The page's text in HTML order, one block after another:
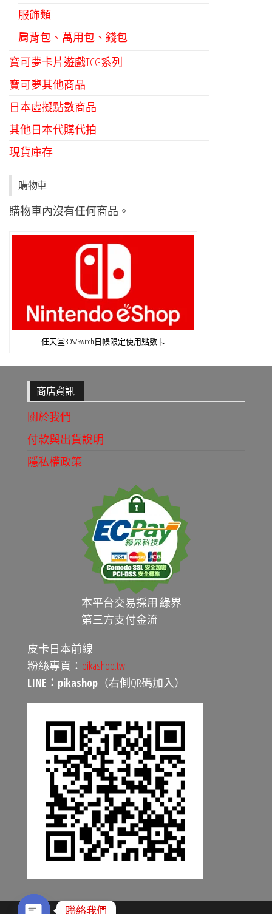
服飾類
肩背包、萬用包、錢包
寶可夢卡片遊戲TCG系列
寶可夢其他商品
日本虛擬點數商品
其他日本代購代拍
現貨庫存
購物車
購物車內沒有任何商品。
任天堂3DS/Switch日帳限定使用點數卡
商店資訊
關於我們
付款與出貨說明
隱私權政策
本平台交易採用 綠界
第三方支付金流
皮卡日本前線
粉絲專頁： pikashop.tw
LINE：pikashop （右側QR碼加入）
聯絡我們